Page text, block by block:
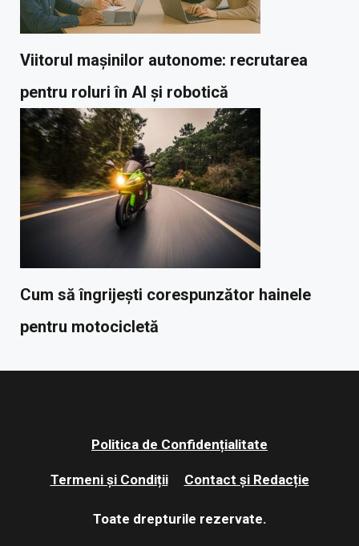
Viitorul mașinilor autonome: recrutarea
pentru roluri în AI și robotică
Cum să îngrijești corespunzător hainele
pentru motocicletă
Politica de Confidențialitate
Termeni și Condiții Contact și Redacție
Toate drepturile rezervate.